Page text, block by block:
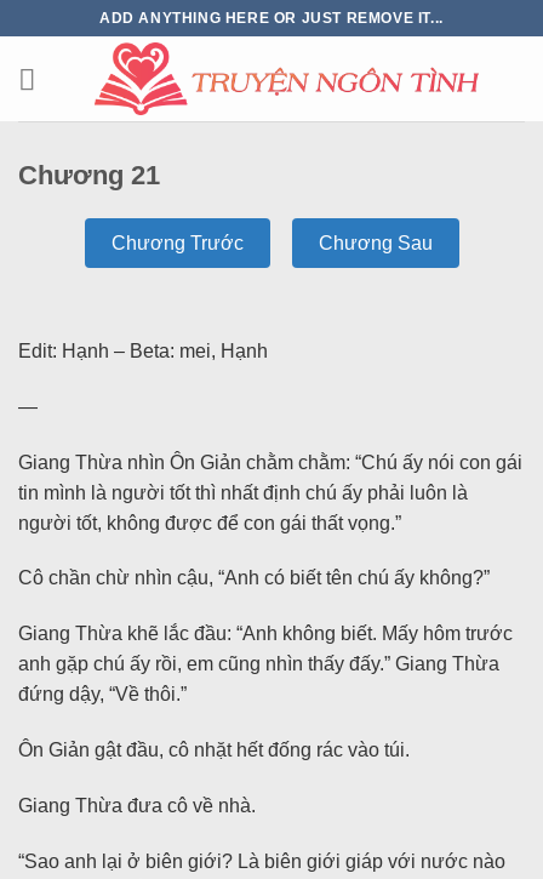
ADD ANYTHING HERE OR JUST REMOVE IT...
Chương 21
Chương Trước Chương Sau
Edit: Hạnh – Beta: mei, Hạnh
—
Giang Thừa nhìn Ôn Giản chằm chằm: “Chú ấy nói con gái
tin mình là người tốt thì nhất định chú ấy phải luôn là
người tốt, không được để con gái thất vọng.”
Cô chần chừ nhìn cậu, “Anh có biết tên chú ấy không?”
Giang Thừa khẽ lắc đầu: “Anh không biết. Mấy hôm trước
anh gặp chú ấy rồi, em cũng nhìn thấy đấy.” Giang Thừa
đứng dậy, “Về thôi.”
Ôn Giản gật đầu, cô nhặt hết đống rác vào túi.
Giang Thừa đưa cô về nhà.
“Sao anh lại ở biên giới? Là biên giới giáp với nước nào